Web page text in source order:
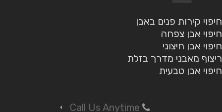
חיפוי קירות פנים באבן
חיפוי אבן צפחה
חיפוי אבן חיצוני
ריצוף מאבני מדרך בזלת
חיפוי אבן טבעית